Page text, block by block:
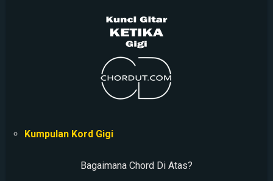
Kumpulan Kord Gigi
Bagaimana Chord Di Atas?